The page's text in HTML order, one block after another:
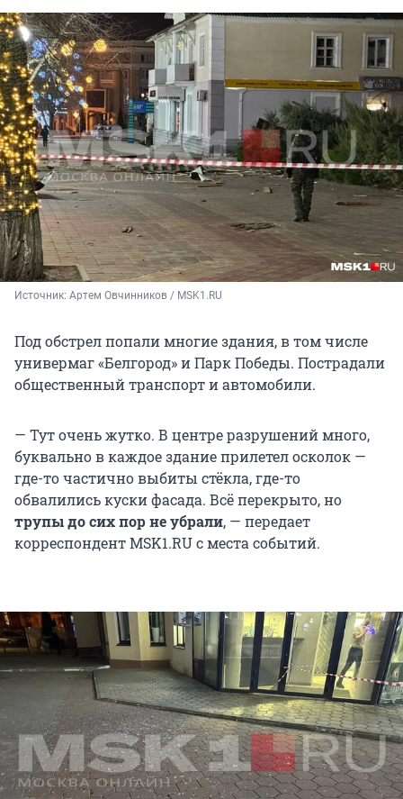
Источник: Артем Овчинников / MSK1.RU
Под обстрел попали многие здания, в том числе
универмаг «Белгород» и Парк Победы. Пострадали
общественный транспорт и автомобили.
— Тут очень жутко. В центре разрушений много,
буквально в каждое здание прилетел осколок —
где-то частично выбиты стёкла, где-то
обвалились куски фасада. Всё перекрыто, но
трупы до сих пор не убрали, — передает
корреспондент MSK1.RU с места событий.